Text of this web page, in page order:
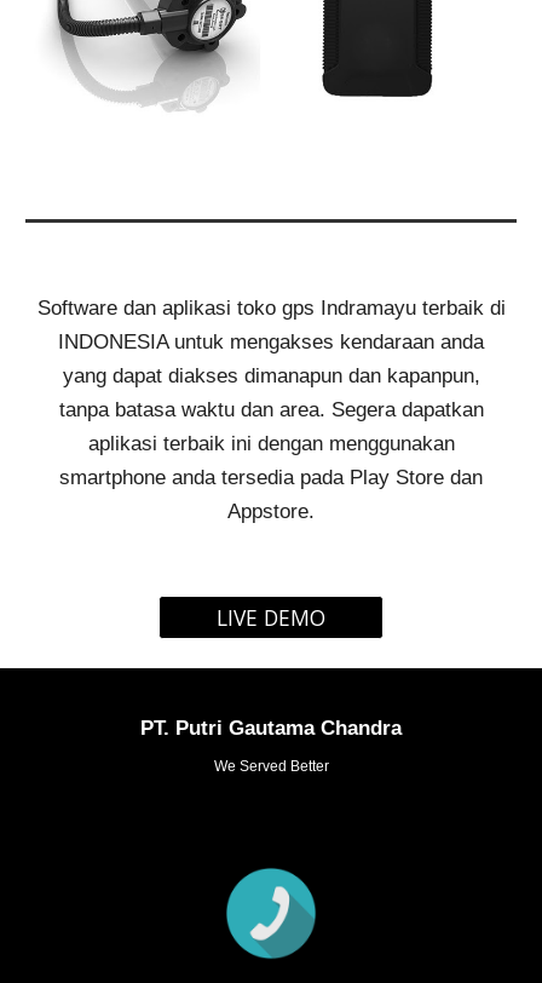
Software dan aplikasi toko gps Indramayu terbaik di
INDONESIA untuk mengakses kendaraan anda
yang dapat diakses dimanapun dan kapanpun,
tanpa batasa waktu dan area. Segera dapatkan
aplikasi terbaik ini dengan menggunakan
smartphone anda tersedia pada Play Store dan
Appstore.
LIVE DEMO
PT. Putri Gautama Chandra
We Served Better